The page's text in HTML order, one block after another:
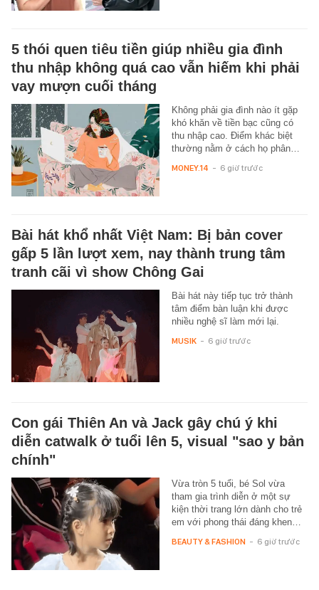
5 thói quen tiêu tiền giúp nhiều gia đình
thu nhập không quá cao vẫn hiếm khi phải
vay mượn cuối tháng
Không phải gia đình nào ít gặp
khó khăn về tiền bạc cũng có
thu nhập cao. Điểm khác biệt
thường nằm ở cách họ phân…
MONEY.14 - 6 giờ trước
Bài hát khổ nhất Việt Nam: Bị bản cover
gấp 5 lần lượt xem, nay thành trung tâm
tranh cãi vì show Chông Gai
Bài hát này tiếp tục trở thành
tâm điểm bàn luận khi được
nhiều nghệ sĩ làm mới lại.
MUSIK - 6 giờ trước
Con gái Thiên An và Jack gây chú ý khi
diễn catwalk ở tuổi lên 5, visual "sao y bản
chính"
Vừa tròn 5 tuổi, bé Sol vừa
tham gia trình diễn ở một sự
kiện thời trang lớn dành cho trẻ
em với phong thái đáng khen…
BEAUTY & FASHION - 6 giờ trước